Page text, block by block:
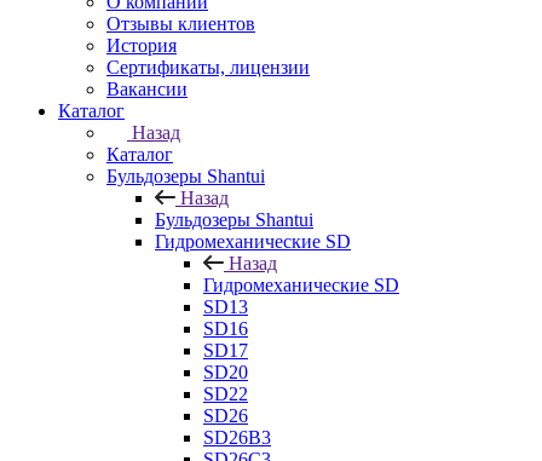
Отзывы клиентов
История
Сертификаты, лицензии
Вакансии
Каталог
Назад
Каталог
Бульдозеры Shantui
Назад
Бульдозеры Shantui
Гидромеханические SD
Назад
Гидромеханические SD
SD13
SD16
SD17
SD20
SD22
SD26
SD26B3